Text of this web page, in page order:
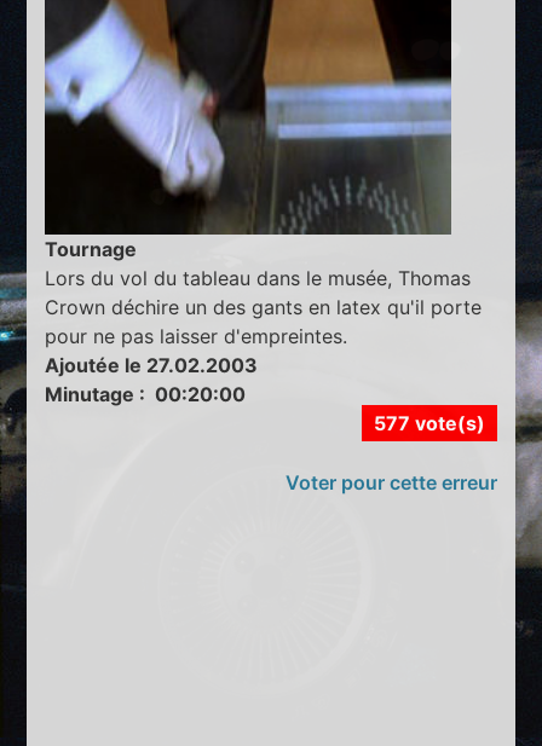
Tournage
Lors du vol du tableau dans le musée, Thomas
Crown déchire un des gants en latex qu'il porte
pour ne pas laisser d'empreintes.
Ajoutée le 27.02.2003
Minutage : 00:20:00
577 vote(s)
Voter pour cette erreur